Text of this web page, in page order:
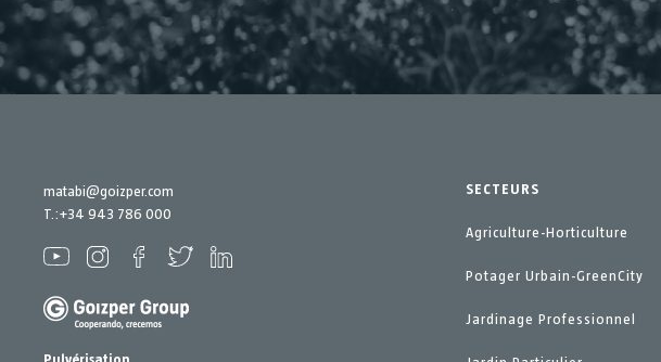
matabi@goizper.com
T.:+34 943 786 000
SECTEURS
Agriculture-Horticulture
Potager Urbain-GreenCity
Jardinage Professionnel